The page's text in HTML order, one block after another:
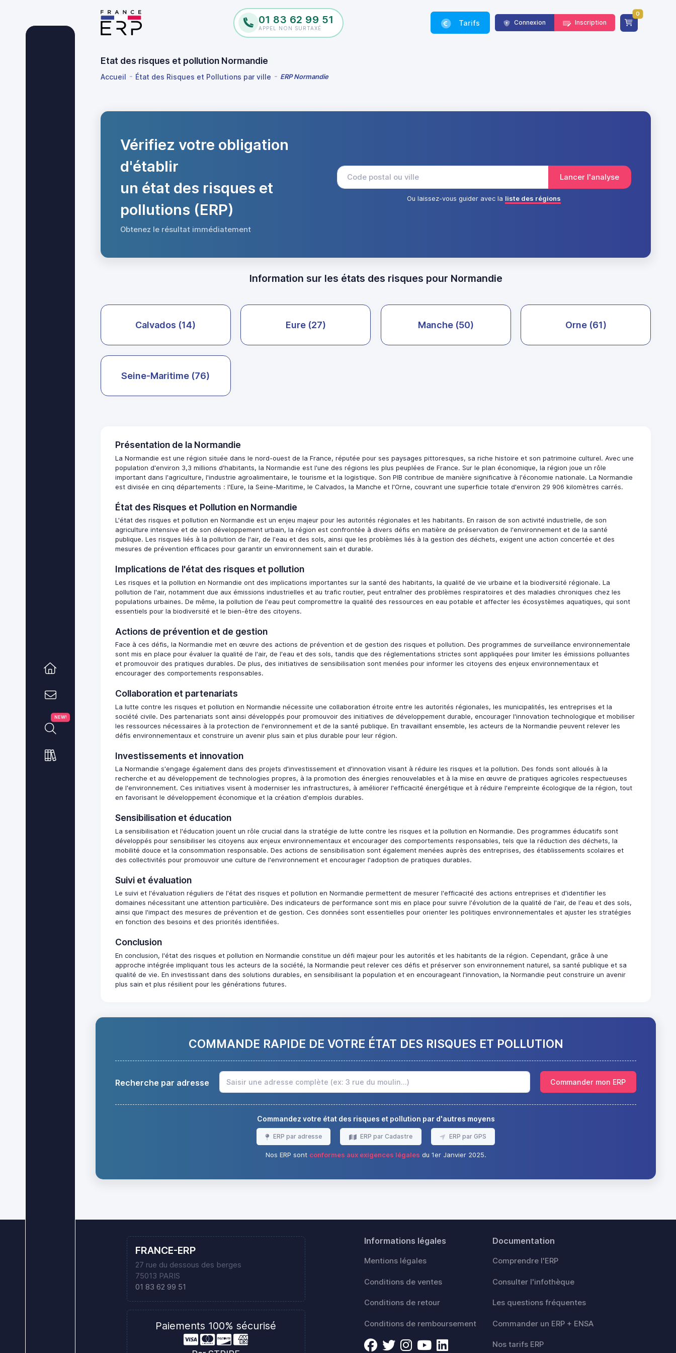
01 83 62 99 51
APPEL NON SURTAXÉ
Tarifs Connexion Inscription
0
Etat des risques et pollution Normandie
Accueil État des Risques et Pollutions par ville ERP Normandie
NEW!
Vérifiez votre obligation
d'établir
un état des risques et
pollutions (ERP)
Obtenez le résultat immédiatement
Ou laissez-vous guider avec la liste des régions
Information sur les états des risques pour Normandie
Calvados (14) Eure (27) Manche (50) Orne (61)
Seine-Maritime (76)
Présentation de la Normandie
La Normandie est une région située dans le nord-ouest de la France, réputée pour ses paysages pittoresques, sa riche histoire et son patrimoine culturel. Avec une
population d'environ 3,3 millions d'habitants, la Normandie est l'une des régions les plus peuplées de France. Sur le plan économique, la région joue un rôle
important dans l'agriculture, l'industrie agroalimentaire, le tourisme et la logistique. Son PIB contribue de manière significative à l'économie nationale. La Normandie
est divisée en cinq départements : l'Eure, la Seine-Maritime, le Calvados, la Manche et l'Orne, couvrant une superficie totale d'environ 29 906 kilomètres carrés.
État des Risques et Pollution en Normandie
L'état des risques et pollution en Normandie est un enjeu majeur pour les autorités régionales et les habitants. En raison de son activité industrielle, de son
agriculture intensive et de son développement urbain, la région est confrontée à divers défis en matière de préservation de l'environnement et de la santé
publique. Les risques liés à la pollution de l'air, de l'eau et des sols, ainsi que les problèmes liés à la gestion des déchets, exigent une action concertée et des
mesures de prévention efficaces pour garantir un environnement sain et durable.
Implications de l'état des risques et pollution
Les risques et la pollution en Normandie ont des implications importantes sur la santé des habitants, la qualité de vie urbaine et la biodiversité régionale. La
pollution de l'air, notamment due aux émissions industrielles et au trafic routier, peut entraîner des problèmes respiratoires et des maladies chroniques chez les
populations urbaines. De même, la pollution de l'eau peut compromettre la qualité des ressources en eau potable et affecter les écosystèmes aquatiques, qui sont
essentiels pour la biodiversité et le bien-être des citoyens.
Actions de prévention et de gestion
Face à ces défis, la Normandie met en œuvre des actions de prévention et de gestion des risques et pollution. Des programmes de surveillance environnementale
sont mis en place pour évaluer la qualité de l'air, de l'eau et des sols, tandis que des réglementations strictes sont appliquées pour limiter les émissions polluantes
et promouvoir des pratiques durables. De plus, des initiatives de sensibilisation sont menées pour informer les citoyens des enjeux environnementaux et
encourager des comportements responsables.
Collaboration et partenariats
La lutte contre les risques et pollution en Normandie nécessite une collaboration étroite entre les autorités régionales, les municipalités, les entreprises et la
société civile. Des partenariats sont ainsi développés pour promouvoir des initiatives de développement durable, encourager l'innovation technologique et mobiliser
les ressources nécessaires à la protection de l'environnement et de la santé publique. En travaillant ensemble, les acteurs de la Normandie peuvent relever les
défis environnementaux et construire un avenir plus sain et plus durable pour leur région.
Investissements et innovation
La Normandie s'engage également dans des projets d'investissement et d'innovation visant à réduire les risques et la pollution. Des fonds sont alloués à la
recherche et au développement de technologies propres, à la promotion des énergies renouvelables et à la mise en œuvre de pratiques agricoles respectueuses
de l'environnement. Ces initiatives visent à moderniser les infrastructures, à améliorer l'efficacité énergétique et à réduire l'empreinte écologique de la région, tout
en favorisant le développement économique et la création d'emplois durables.
Sensibilisation et éducation
La sensibilisation et l'éducation jouent un rôle crucial dans la stratégie de lutte contre les risques et la pollution en Normandie. Des programmes éducatifs sont
développés pour sensibiliser les citoyens aux enjeux environnementaux et encourager des comportements responsables, tels que la réduction des déchets, la
mobilité douce et la consommation responsable. Des actions de sensibilisation sont également menées auprès des entreprises, des établissements scolaires et
des collectivités pour promouvoir une culture de l'environnement et encourager l'adoption de pratiques durables.
Suivi et évaluation
Le suivi et l'évaluation réguliers de l'état des risques et pollution en Normandie permettent de mesurer l'efficacité des actions entreprises et d'identifier les
domaines nécessitant une attention particulière. Des indicateurs de performance sont mis en place pour suivre l'évolution de la qualité de l'air, de l'eau et des sols,
ainsi que l'impact des mesures de prévention et de gestion. Ces données sont essentielles pour orienter les politiques environnementales et ajuster les stratégies
en fonction des besoins et des priorités identifiées.
Conclusion
En conclusion, l'état des risques et pollution en Normandie constitue un défi majeur pour les autorités et les habitants de la région. Cependant, grâce à une
approche intégrée impliquant tous les acteurs de la société, la Normandie peut relever ces défis et préserver son environnement naturel, sa santé publique et sa
qualité de vie. En investissant dans des solutions durables, en sensibilisant la population et en encourageant l'innovation, la Normandie peut construire un avenir
plus sain et plus résilient pour les générations futures.
COMMANDE RAPIDE DE VOTRE ÉTAT DES RISQUES ET POLLUTION
Recherche par adresse Commander mon ERP
Commandez votre état des risques et pollution par d'autres moyens
ERP par adresse ERP par Cadastre ERP par GPS
Nos ERP sont conformes aux exigences légales du 1er Janvier 2025.
FRANCE-ERP
27 rue du dessous des berges
75013 PARIS
01 83 62 99 51
Paiements 100% sécurisé
Informations légales
Mentions légales
Conditions de ventes
Conditions de retour
Conditions de remboursement
Documentation
Comprendre l'ERP
Consulter l'infothèque
Les questions fréquentes
Commander un ERP + ENSA
Nos tarifs ERP